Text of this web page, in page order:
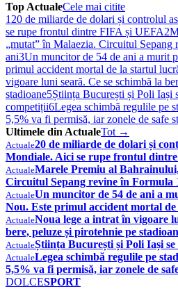
Top ActualeCele mai citite
120 de miliarde de dolari și controlul
se rupe frontul dintre FIFA și UEFA2
„mutat” în Malaezia. Circuitul
ani3Un muncitor de 54 de ani a murit
primul accident mortal de la startul
vigoare luni seară. Ce se schimbă la
stadioane5Știința București și Poli Iași
competiții6Legea schimbă regulile pe
5,5% va fi permisă, iar zonele de safe
Ultimele din ActualeTot →
Actuale20 de miliarde de dolari și
Mondiale. Aici se rupe frontul
ActualeMarele Premiu al
Circuitul Sepang revine în Formula
ActualeUn muncitor de 54 de ani a
Nou. Este primul accident mortal
ActualeNoua lege a intrat în vigoare
bere, peluze și pirotehnie pe
ActualeȘtiința București și Poli Iași
ActualeLegea schimbă regulile pe
5,5% va fi permisă, iar zonele de
DOLCESPORT